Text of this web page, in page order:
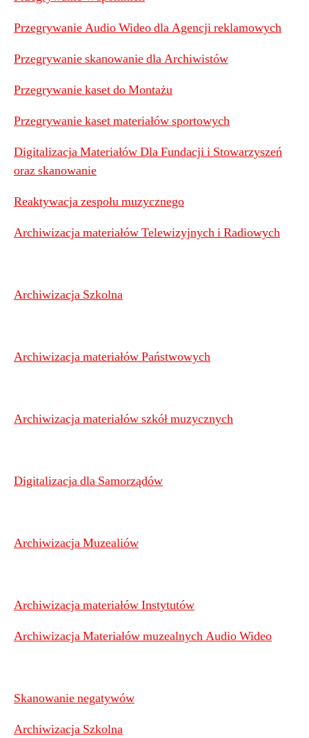
Przegrywanie Audio Wideo dla Agencji reklamowych
Przegrywanie skanowanie dla Archiwistów
Przegrywanie kaset do Montażu
Przegrywanie kaset materiałów sportowych
Digitalizacja Materiałów Dla Fundacji i Stowarzyszeń
oraz skanowanie
Reaktywacja zespołu muzycznego
Archiwizacja materiałów Telewizyjnych i Radiowych
Archiwizacja Szkolna
Archiwizacja materiałów Państwowych
Archiwizacja materiałów szkół muzycznych
Digitalizacja dla Samorządów
Archiwizacja Muzealiów
Archiwizacja materiałów Instytutów
Archiwizacja Materiałów muzealnych Audio Wideo
Skanowanie negatywów
Archiwizacja Szkolna